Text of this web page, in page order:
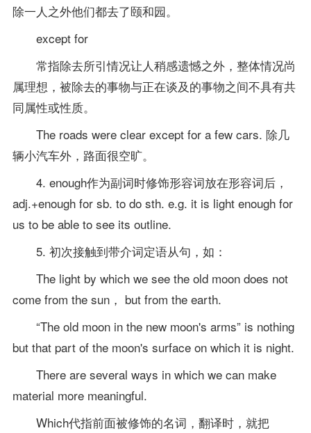
除一人之外他们都去了颐和园。
except for
常指除去所引情况让人稍感遗憾之外，整体情况尚
属理想，被除去的事物与正在谈及的事物之间不具有共
同属性或性质。
The roads were clear except for a few cars. 除几
辆小汽车外，路面很空旷。
4. enough作为副词时修饰形容词放在形容词后，
adj.+enough for sb. to do sth. e.g. it is light enough for
us to be able to see its outline.
5. 初次接触到带介词定语从句，如：
The light by which we see the old moon does not
come from the sun， but from the earth.
“The old moon in the new moon's arms” is nothing
but that part of the moon's surface on which it is night.
There are several ways in which we can make
material more meaningful.
Which代指前面被修饰的名词，翻译时，就把